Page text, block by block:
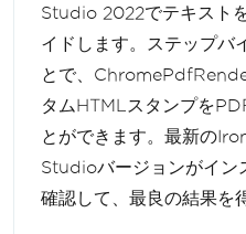
Studio 2022でテキスト
イドします。ステップバ
とで、
タムHTMLスタンプを
とができます。最新の
Studioバージョンがイン
確認して、最良の結果を